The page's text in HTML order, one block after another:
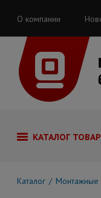
О компании
КАТАЛОГ
Каталог Монтажные